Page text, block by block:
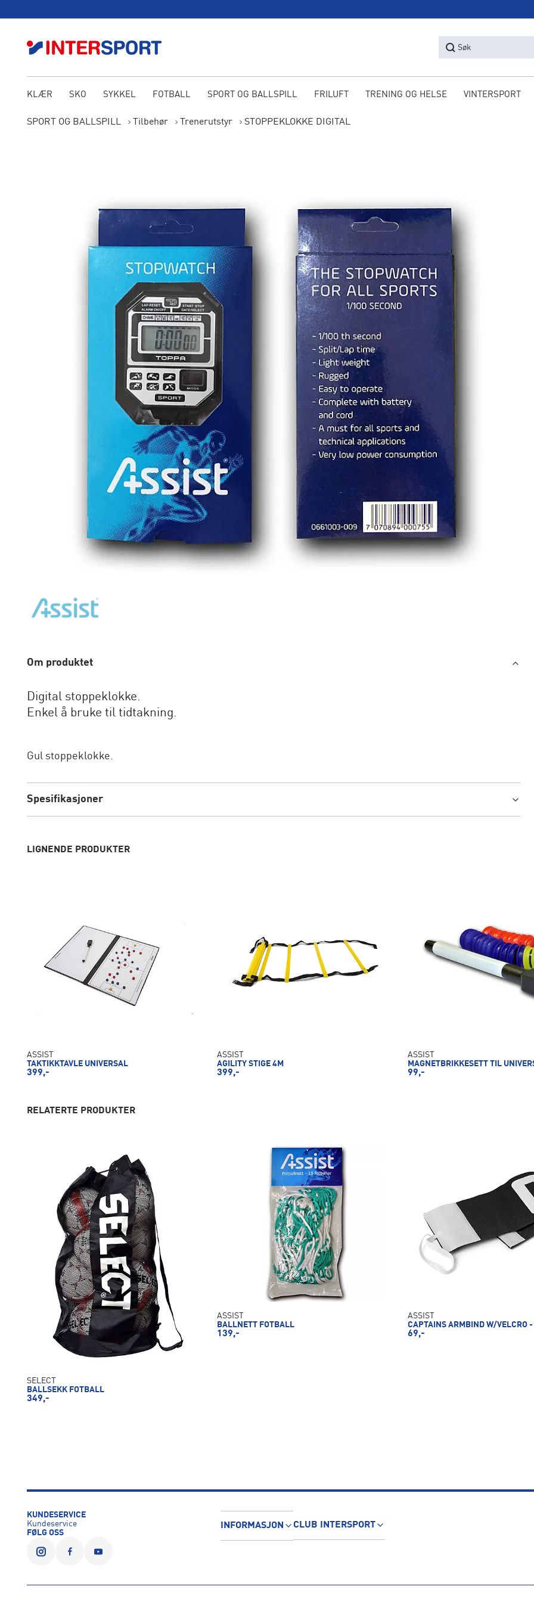
Søk
KLÆR SKO SYKKEL FOTBALL SPORT OG BALLSPILL FRILUFT TRENING OG HELSE VINTERSPORT
SPORT OG BALLSPILL Tilbehør Trenerutstyr STOPPEKLOKKE DIGITAL
Om produktet
Digital stoppeklokke.
Enkel å bruke til tidtakning.
Gul stoppeklokke.
Spesifikasjoner
LIGNENDE PRODUKTER
ASSIST
TAKTIKKTAVLE UNIVERSAL
399,-
ASSIST
AGILITY STIGE 4M
399,-
ASSIST
MAGNETBRIKKESETT TIL
99,-
RELATERTE PRODUKTER
SELECT
BALLSEKK FOTBALL
349,-
ASSIST
BALLNETT FOTBALL
139,-
ASSIST
CAPTAINS ARMBIND W/VELCRO -
69,-
KUNDESERVICE
Kundeservice
FØLG OSS
INFORMASJON CLUB INTERSPORT